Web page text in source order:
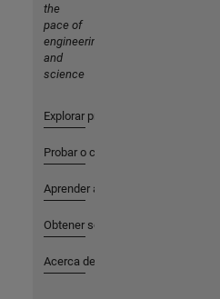
the
pace of
engineering
and
science
Explorar productos
Probar o comprar
Aprender a utilizar
Obtener soporte
Acerca de MathWorks